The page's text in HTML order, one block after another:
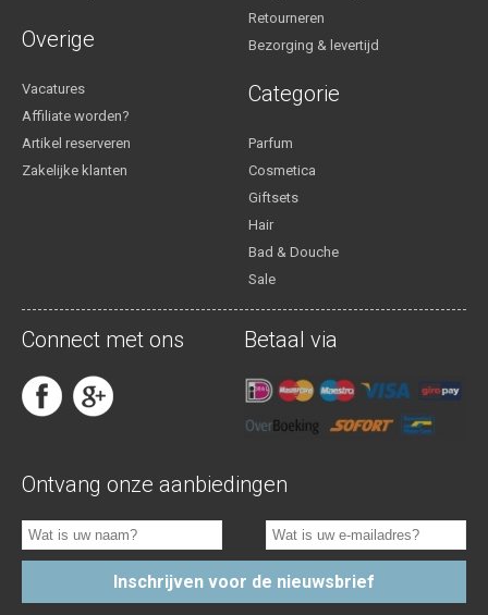
Retourneren
Bezorging & levertijd
Overige
Vacatures
Affiliate worden?
Artikel reserveren
Zakelijke klanten
Categorie
Parfum
Cosmetica
Giftsets
Hair
Bad & Douche
Sale
Connect met ons Betaal via
Ontvang onze aanbiedingen